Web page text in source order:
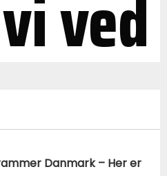
ved
Danmark – Her er